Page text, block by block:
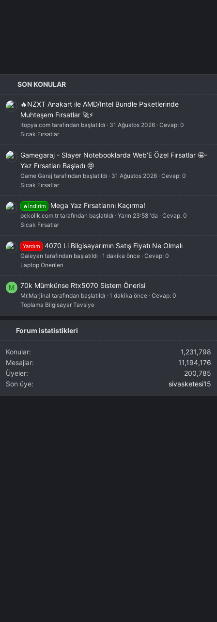
SON KONULAR
🔥NZXT Anakart ile AMD/Intel Bundle Paketlerinde
Muhteşem Fırsatlar 🚀⚡
itopya.com tarafından başlatıldı 31 Ağustos 2026 Cevap: 0
Sıcak Fırsatlar
Gamegaraj - Slayer Notebooklarda Web’E Özel Fırsatlar 🤩-
Yaz Fırsatları Başladı 🤩
Game Garaj tarafından başlatıldı 31 Ağustos 2026 Cevap: 0
Sıcak Fırsatlar
🔥İndirim Mega Yaz Fırsatlarını Kaçırma!
pckolik.com.tr tarafından başlatıldı Yarın 23:58 'da
Cevap: 0
Sıcak Fırsatlar
Yardım 4070 Li Bilgisayarımın Satış Fiyatı Ne Olmalı
Galeyan tarafından başlatıldı 1 dakika önce Cevap: 0
Laptop Önerileri
M 70k Mümkünse Rtx5070 Sistem Önerisi
Mr.Marjinal tarafından başlatıldı 1 dakika önce Cevap: 0
Toplama Bilgisayar Tavsiye
Forum istatistikleri
Konular
1,231,798
Mesajlar
11,194,176
Üyeler
200,785
Son üye
sivasketesi15